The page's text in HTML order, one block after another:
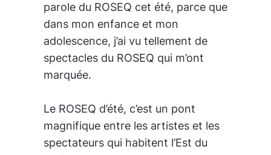
parole du ROSEQ cet été, parce que
dans mon enfance et mon
adolescence, j’ai vu tellement de
spectacles du ROSEQ qui m’ont
marquée.
Le ROSEQ d’été, c’est un pont
magnifique entre les artistes et les
spectateurs qui habitent l’Est du